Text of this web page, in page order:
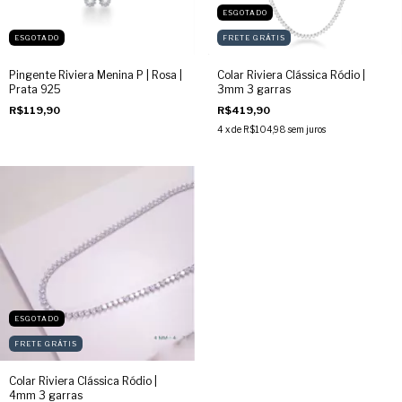
ESGOTADO
Pingente Riviera Menina P | Rosa |
Prata 925
R$119,90
ESGOTADO
FRETE GRÁTIS
Colar Riviera Clássica Ródio |
3mm 3 garras
R$419,90
4 x de R$104,98 sem juros
ESGOTADO
FRETE GRÁTIS
Colar Riviera Clássica Ródio |
4mm 3 garras